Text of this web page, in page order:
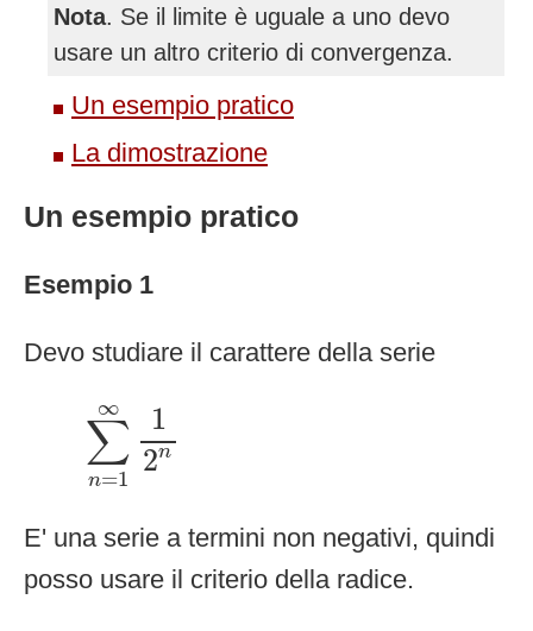
Nota. Se il limite è uguale a uno devo
usare un altro criterio di convergenza.
Un esempio pratico
La dimostrazione
Un esempio pratico
Esempio 1
Devo studiare il carattere della serie
∞
∑
n=1
1
2n
∑n 1∞
E' una serie a termini non negativi, quindi
posso usare il criterio della radice.